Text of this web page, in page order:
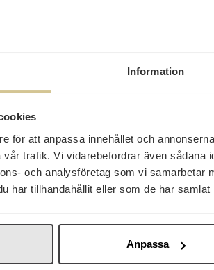
Information
för att anpassa innehållet och
trafik. Vi vidarebefordrar även sådana
och analysföretag som vi samarbetar
har tillhandahållit eller som de har
Anpassa
22 kr
Nordthy Fooddelicious
Aprikoser i Sockerlag
410g
Köp
LissEllas Senap
Hovmästarsås
Köp